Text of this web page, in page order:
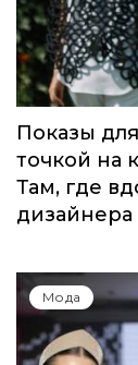
Показы
точкой на
Там, где
дизайнера
Мода